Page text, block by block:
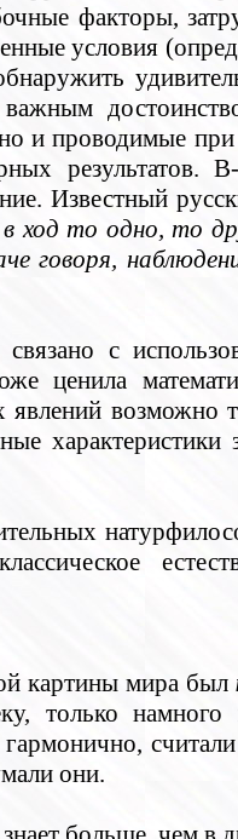
факторы,
условия
и проводимые
результатов.
Известный
ход то одно, то
говоря,
с
ценила
возможно
картины мира был
только
они.